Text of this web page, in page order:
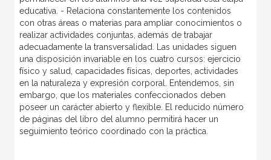
educativa. - Relaciona constantemente los contenidos
con otras áreas o materias para ampliar conocimientos o
realizar actividades conjuntas, además de trabajar
adecuadamente la transversalidad. Las unidades siguen
una disposición invariable en los cuatro cursos: ejercicio
físico y salud, capacidades físicas, deportes, actividades
en la naturaleza y expresión corporal. Entendemos, sin
embargo, que los materiales confeccionados deben
poseer un carácter abierto y flexible. El reducido número
de páginas del libro del alumno permitirá hacer un
seguimiento teórico coordinado con la práctica.